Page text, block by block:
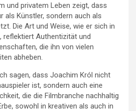
und privatem Leben zeigt, dass
als Künstler, sondern auch als
Die Art und Weise, wie er sich in
reflektiert Authentizität und
die ihn von vielen
abheben.
sagen, dass Joachim Król nicht
ist, sondern auch eine
die die Filmbranche nachhaltig
sowohl in kreativen als auch in